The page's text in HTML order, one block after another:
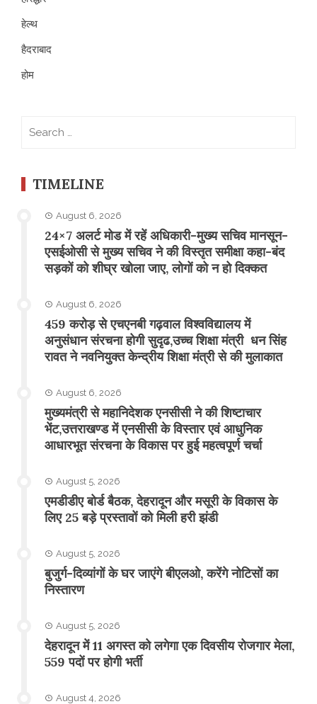
हेल्थ
हैदराबाद
होम
TIMELINE
August 6, 2026
24×7 अलर्ट मोड में रहें अधिकारी-मुख्य सचिव मानसून-
एसईओसी से मुख्य सचिव ने की विस्तृत समीक्षा कहा-बंद
सड़कों को शीघ्र खोला जाए, लोगों को न हो दिक्कत
August 6, 2026
459 करोड़ से एचएनबी गढ़वाल विश्वविद्यालय में
अनुसंधान संरचना होगी सुदृढ,उच्च शिक्षा मंत्री धन सिंह
रावत ने नवनियुक्त केन्द्रीय शिक्षा मंत्री से की मुलाकात
August 6, 2026
मुख्यमंत्री से महानिदेशक एनसीसी ने की शिष्टाचार
भेंट,उत्तराखण्ड में एनसीसी के विस्तार एवं आधुनिक
आधारभूत संरचना के विकास पर हुई महत्वपूर्ण चर्चा
August 5, 2026
एमडीडीए बोर्ड बैठक, देहरादून और मसूरी के विकास के
लिए 25 बड़े प्रस्तावों को मिली हरी झंडी
August 5, 2026
बुजुर्ग-दिव्यांगों के घर जाएंगे बीएलओ, करेंगे नोटिसों का
निस्तारण
August 5, 2026
​देहरादून में 11 अगस्त को लगेगा एक दिवसीय रोजगार मेला,
559 पदों पर होगी भर्ती
August 4, 2026